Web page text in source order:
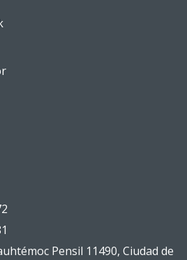
Pensil 11490, Ciudad de